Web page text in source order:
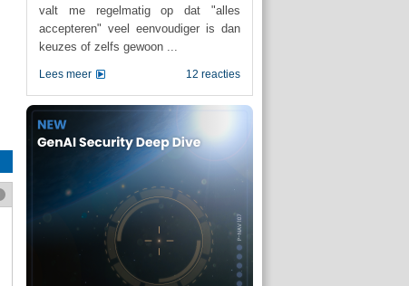
valt me regelmatig op dat "alles
accepteren" veel eenvoudiger is dan
keuzes of zelfs gewoon ...
12 reacties
Lees meer